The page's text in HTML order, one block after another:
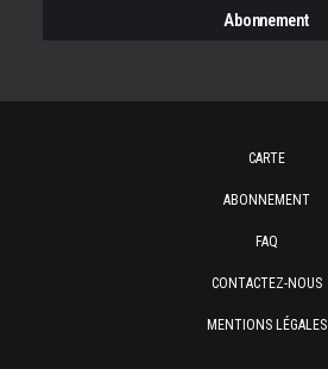
CARTE
ABONNEMENT
FAQ
CONTACTEZ-NOUS
MENTIONS LÉGALES